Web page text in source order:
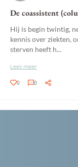
De coassistent
Hij is begin twintig,
kennis over ziekten,
sterven heeft h...
Lees meer
0 0